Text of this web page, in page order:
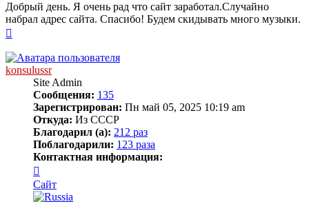
Добрый день. Я очень рад что сайт заработал.Случайно
набрал адрес сайта. Спасибо! Будем скидывать много музыки.
началу
konsulussr
Site Admin
Сообщения: 135
Зарегистрирован: Пн май 05, 2025 10:19 am
Откуда: Из СССР
Благодарил (а): 212 раз
Поблагодарили: 123 раза
Контактная информация:
информация
пользователя
konsulussr
Сайт